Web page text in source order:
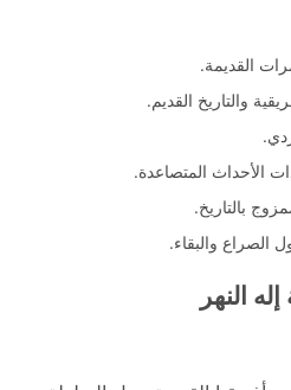
القديمة.
والتاريخ القديم.
الأحداث المتصاعدة.
بالتاريخ.
الصراع والبقاء.
النهر